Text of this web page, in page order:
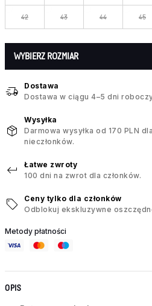
42 43 44 45
WYBIERZ ROZMIAR
Dostawa
Dostawa w ciągu 4–5 dni
Wysyłka
Darmowa wysyłka od 170 PLN
nieczłonków.
Łatwe zwroty
100 dni na zwrot dla członków.
Ceny tylko dla członków
Odblokuj ekskluzywne
Metody płatności
OPIS